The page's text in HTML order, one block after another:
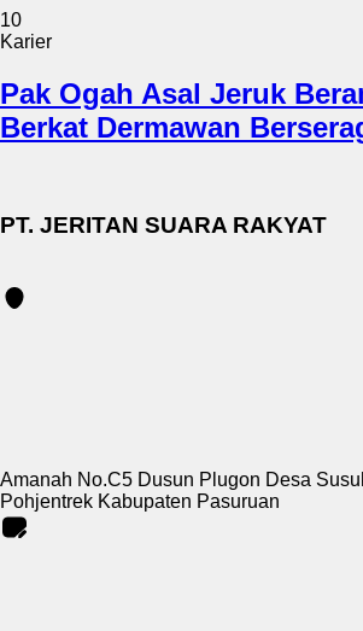
10
Karier
Pak Ogah Asal Jeruk
Berkat Dermawan
PT. JERITAN SUARA RAKYAT
Amanah No.C5 Dusun Plugon Desa
Pohjentrek Kabupaten Pasuruan